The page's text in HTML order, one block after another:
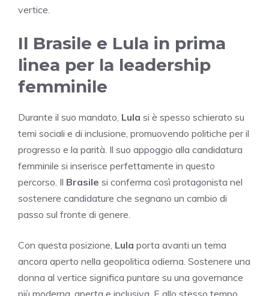
vertice.
Il Brasile e Lula in prima
linea per la leadership
femminile
Durante il suo mandato, Lula si è spesso schierato su
temi sociali e di inclusione, promuovendo politiche per il
progresso e la parità. Il suo appoggio alla candidatura
femminile si inserisce perfettamente in questo
percorso. Il Brasile si conferma così protagonista nel
sostenere candidature che segnano un cambio di
passo sul fronte di genere.
Con questa posizione, Lula porta avanti un tema
ancora aperto nella geopolitica odierna. Sostenere una
donna al vertice significa puntare su una governance
più moderna, aperta e inclusiva. E allo stesso tempo